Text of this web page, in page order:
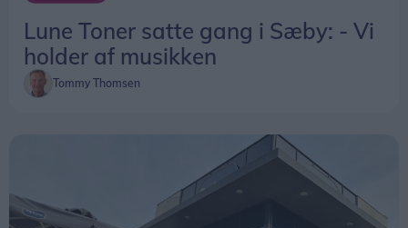
Lune Toner satte gang i Sæby: - Vi
holder af musikken
Tommy Thomsen